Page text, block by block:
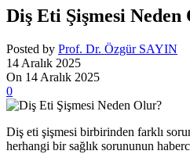
Diş Eti Şişmesi Neden
Posted by Prof. Dr. Özgür SAYIN
14 Aralık 2025
On 14 Aralık 2025
0
Diş eti şişmesi birbirinden farklı
herhangi bir sağlık sorununun